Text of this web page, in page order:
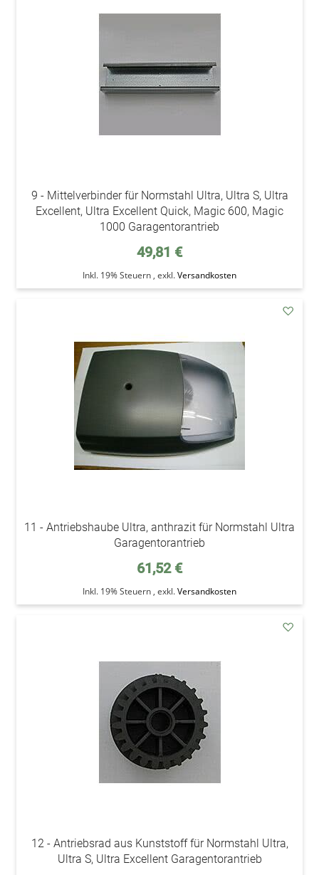
9 - Mittelverbinder für Normstahl Ultra, Ultra S, Ultra
Excellent, Ultra Excellent Quick, Magic 600, Magic
1000 Garagentorantrieb
49,81 €
Inkl. 19% Steuern , exkl.Versandkosten
11 - Antriebshaube Ultra, anthrazit für Normstahl Ultra
Garagentorantrieb
61,52 €
Inkl. 19% Steuern , exkl.Versandkosten
12 - Antriebsrad aus Kunststoff für Normstahl Ultra,
Ultra S, Ultra Excellent Garagentorantrieb